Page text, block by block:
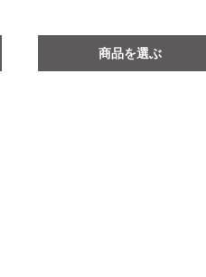
商品を選ぶ